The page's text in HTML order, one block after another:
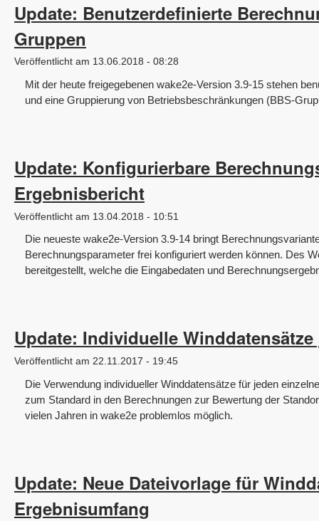
Update: Benutzerdefinierte
Gruppen
Veröffentlicht am 13.06.2018 - 08:28
Mit der heute freigegebenen wake2e-Version 3.9-15 stehen
und eine Gruppierung von Betriebsbeschränkungen (BBS-
Update: Konfigurierbare
Ergebnisbericht
Veröffentlicht am 13.04.2018 - 10:51
Die neueste wake2e-Version 3.9-14 bringt
Berechnungsparameter frei konfiguriert werden können. Des
bereitgestellt, welche die Eingabedaten und
Update: Individuelle
Veröffentlicht am 22.11.2017 - 19:45
Die Verwendung individueller Winddatensätze für jeden
zum Standard in den Berechnungen zur Bewertung der
vielen Jahren in wake2e problemlos möglich.
Update: Neue Dateivorlage für
Ergebnisumfang